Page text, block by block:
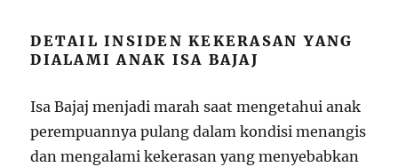
DETAIL INSIDEN KEKERASAN YANG
DIALAMI ANAK ISA BAJAJ
Isa Bajaj menjadi marah saat mengetahui anak
perempuannya pulang dalam kondisi menangis
dan mengalami kekerasan yang menyebabkan